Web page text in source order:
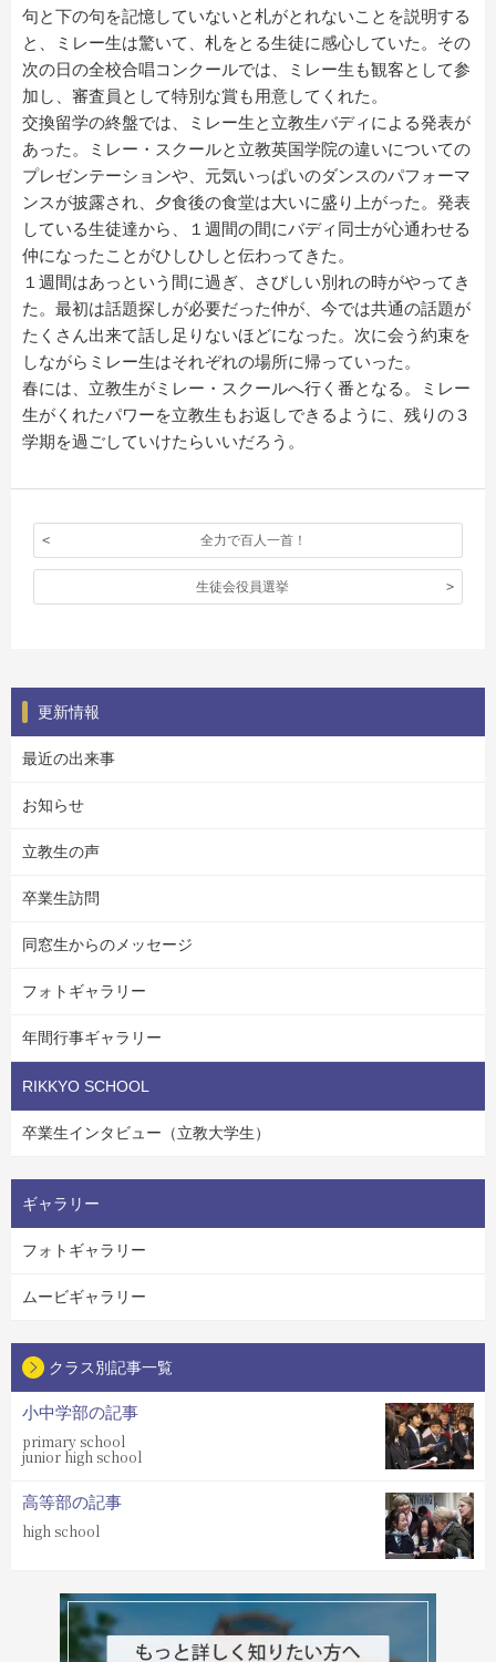
句と下の句を記憶していないと札がとれないことを説明する
と、ミレー生は驚いて、札をとる生徒に感心していた。その
次の日の全校合唱コンクールでは、ミレー生も観客として参
加し、審査員として特別な賞も用意してくれた。
交換留学の終盤では、ミレー生と立教生バディによる発表が
あった。ミレー・スクールと立教英国学院の違いについての
プレゼンテーションや、元気いっぱいのダンスのパフォーマ
ンスが披露され、夕食後の食堂は大いに盛り上がった。発表
している生徒達から、１週間の間にバディ同士が心通わせる
仲になったことがひしひしと伝わってきた。
１週間はあっという間に過ぎ、さびしい別れの時がやってき
た。最初は話題探しが必要だった仲が、今では共通の話題が
たくさん出来て話し足りないほどになった。次に会う約束を
しながらミレー生はそれぞれの場所に帰っていった。
春には、立教生がミレー・スクールへ行く番となる。ミレー
生がくれたパワーを立教生もお返しできるように、残りの３
学期を過ごしていけたらいいだろう。
全力で百人一首！
生徒会役員選挙
更新情報
最近の出来事
お知らせ
立教生の声
卒業生訪問
同窓生からのメッセージ
フォトギャラリー
年間行事ギャラリー
RIKKYO SCHOOL
卒業生インタビュー（立教大学生）
ギャラリー
フォトギャラリー
ムービギャラリー
クラス別記事一覧
小中学部の記事
primary school
junior high school
高等部の記事
high school